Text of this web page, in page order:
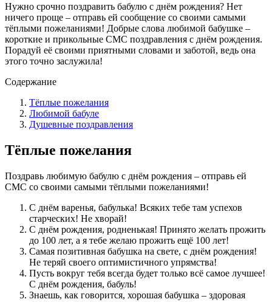
Нужно срочно поздравить бабулю с днём рождения? Нет
ничего проще – отправь ей сообщение со своими самыми
тёплыми пожеланиями! Добрые слова любимой бабушке –
короткие и прикольные СМС поздравления с днём рождения.
Порадуй её своими приятными словами и заботой, ведь она
этого точно заслужила!
Содержание
Тёплые пожелания
Любимой бабуле
Душевные поздравления
Тёплые пожелания
Поздравь любимую бабулю с днём рождения – отправь ей
СМС со своими самыми тёплыми пожеланиями!
С днём варенья, бабулька! Всяких тебе там успехов
старческих! Не хворай!
С днём рождения, родненькая! Принято желать прожить
до 100 лет, а я тебе желаю прожить ещё 100 лет!
Самая позитивная бабушка на свете, с днём рождения!
Не теряй своего оптимистичного упрямства!
Пусть вокруг тебя всегда будет только всё самое лучшее!
С днём рождения, бабуль!
Знаешь, как говорится, хорошая бабушка – здоровая